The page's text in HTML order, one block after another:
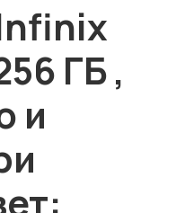
ГБ ,
и